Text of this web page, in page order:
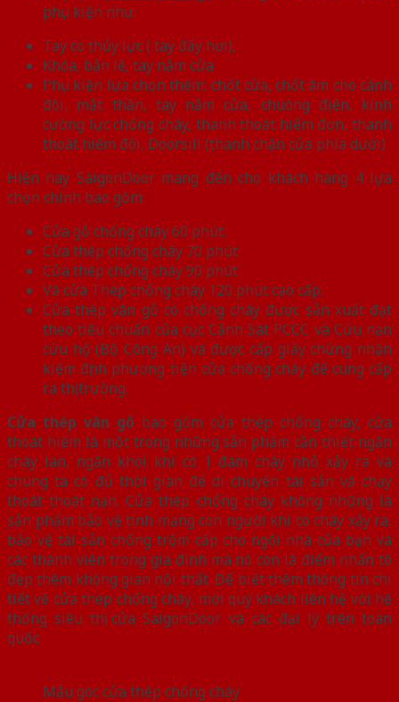
phụ kiện như:
Tay co thủy lực ( tay đẩy hơi),
Khóa, bản lề, tay nắm cửa
Phụ kiện lựa chọn thêm: chốt cửa, chốt âm cho cánh
đôi, mắt thần, tay nắm cửa, chuông điện, kính
cường lực chống cháy, thanh thoát hiểm đơn, thanh
thoát hiểm đôi, Doorsill (thanh chặn cửa phía dưới)
Hiện nay SaigonDoor mang đến cho khách hàng 4 lựa
chọn chính bao gồm:
Cửa gỗ chống cháy 60 phút.
Cửa thép chống cháy 70 phút
Cửa thép chống cháy 90 phút
Và cửa Thép chống cháy 120 phút cao cấp.
Cửa thép vân gỗ có chống cháy được sản xuất đạt
theo tiêu chuẩn của cục Cảnh Sát PCCC và Cứu nạn
cứu hộ (Bộ Công An) và được cấp giấy chứng nhận
kiểm định phương tiện cửa chống cháy để cung cấp
ra thị trường.
Cửa thép vân gỗ bao gồm cửa thép chống cháy, cửa
thoát hiểm là một trong những sản phẩm cần thiết ngăn
cháy lan, ngăn khói khi có 1 đám cháy nhỏ xảy ra và
chúng ta có đủ thời gian để di chuyển tài sản và chạy
thoát thoát nạn. Cửa thép chống cháy không những là
sản phẩm bảo vệ tính mạng con người khi có cháy xảy ra,
bảo vệ tài sản chống trộm cấp cho ngôi nhà của bạn và
các thành viên trong gia đình mà nó còn là điểm nhấn tô
đẹp thêm không gian nội thất. Để biết thêm thông tin chi
tiết về cửa thép chống cháy, mời quý khách liên hệ với hệ
thống siêu thị cửa SaigonDoor và các đại lý trên toàn
quốc.
Mẫu góc cửa thép chống cháy